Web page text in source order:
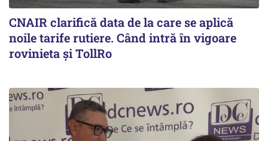
CNAIR clarifică data de la care se aplică
noile tarife rutiere. Când intră în vigoare
rovinieta și TollRo